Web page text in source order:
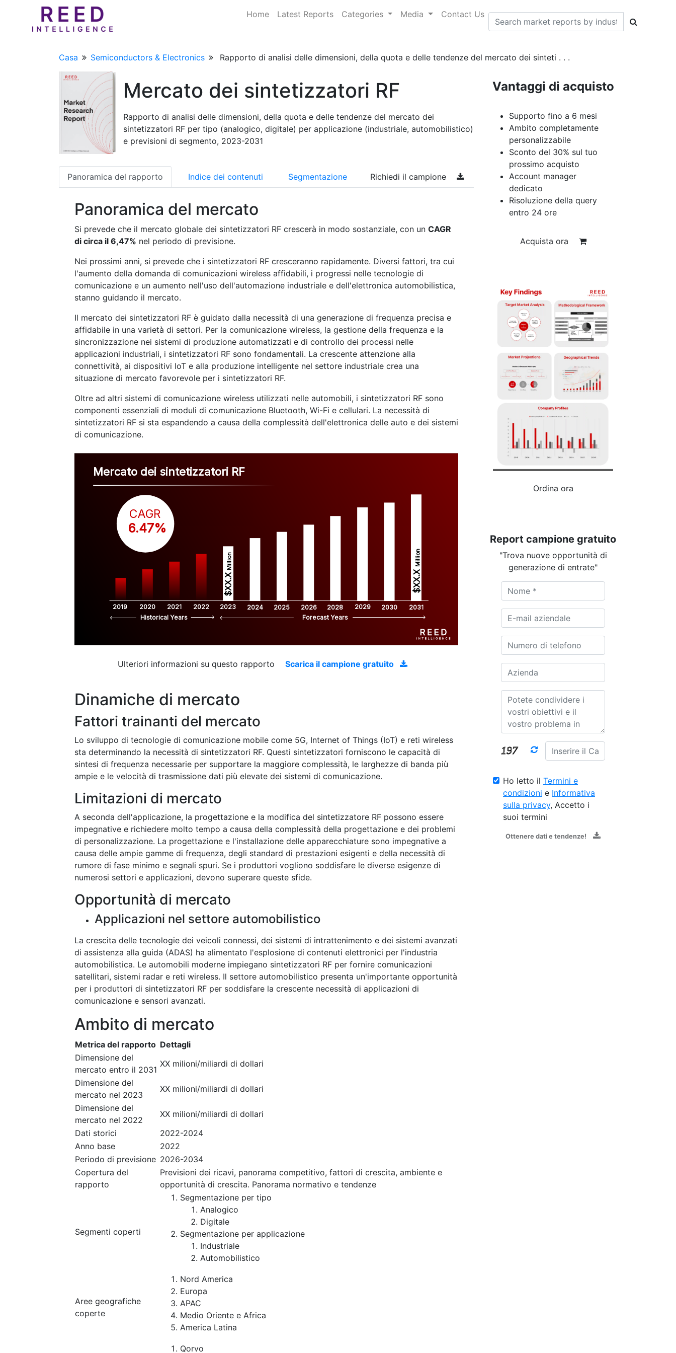
Home Latest Reports Categories Media Contact Us
Casa Semiconductors & Electronics Rapporto di analisi delle dimensioni, della quota e delle tendenze del mercato dei sinteti . . .
Mercato dei sintetizzatori RF
Rapporto di analisi delle dimensioni, della quota e delle tendenze del mercato dei
sintetizzatori RF per tipo (analogico, digitale) per applicazione (industriale, automobilistico)
e previsioni di segmento, 2023-2031
Panoramica del rapporto Indice dei contenuti Segmentazione Richiedi il campione
Panoramica del mercato
Si prevede che il mercato globale dei sintetizzatori RF crescerà in modo sostanziale, con un CAGR
di circa il 6,47% nel periodo di previsione.
Nei prossimi anni, si prevede che i sintetizzatori RF cresceranno rapidamente. Diversi fattori, tra cui
l'aumento della domanda di comunicazioni wireless affidabili, i progressi nelle tecnologie di
comunicazione e un aumento nell'uso dell'automazione industriale e dell'elettronica automobilistica,
stanno guidando il mercato.
Il mercato dei sintetizzatori RF è guidato dalla necessità di una generazione di frequenza precisa e
affidabile in una varietà di settori. Per la comunicazione wireless, la gestione della frequenza e la
sincronizzazione nei sistemi di produzione automatizzati e di controllo dei processi nelle
applicazioni industriali, i sintetizzatori RF sono fondamentali. La crescente attenzione alla
connettività, ai dispositivi IoT e alla produzione intelligente nel settore industriale crea una
situazione di mercato favorevole per i sintetizzatori RF.
Oltre ad altri sistemi di comunicazione wireless utilizzati nelle automobili, i sintetizzatori RF sono
componenti essenziali di moduli di comunicazione Bluetooth, Wi-Fi e cellulari. La necessità di
sintetizzatori RF si sta espandendo a causa della complessità dell'elettronica delle auto e dei sistemi
di comunicazione.
Mercato dei sintetizzatori RF
2019 2020 2021 2022 2023 2024 2025 2026 2028 2029 2030 2031
$XX.X
Million
$XX.X
Million
CAGR
6.47%
Historical Years Forecast Years
Ulteriori informazioni su questo rapporto Scarica il campione gratuito
Dinamiche di mercato
Fattori trainanti del mercato
Lo sviluppo di tecnologie di comunicazione mobile come 5G, Internet of Things (IoT) e reti wireless
sta determinando la necessità di sintetizzatori RF. Questi sintetizzatori forniscono le capacità di
sintesi di frequenza necessarie per supportare la maggiore complessità, le larghezze di banda più
ampie e le velocità di trasmissione dati più elevate dei sistemi di comunicazione.
Limitazioni di mercato
A seconda dell'applicazione, la progettazione e la modifica del sintetizzatore RF possono essere
impegnative e richiedere molto tempo a causa della complessità della progettazione e dei problemi
di personalizzazione. La progettazione e l'installazione delle apparecchiature sono impegnative a
causa delle ampie gamme di frequenza, degli standard di prestazioni esigenti e della necessità di
rumore di fase minimo e segnali spuri. Se i produttori vogliono soddisfare le diverse esigenze di
numerosi settori e applicazioni, devono superare queste sfide.
Opportunità di mercato
Applicazioni nel settore automobilistico
La crescita delle tecnologie dei veicoli connessi, dei sistemi di intrattenimento e dei sistemi avanzati
di assistenza alla guida (ADAS) ha alimentato l'esplosione di contenuti elettronici per l'industria
automobilistica. Le automobili moderne impiegano sintetizzatori RF per fornire comunicazioni
satellitari, sistemi radar e reti wireless. Il settore automobilistico presenta un'importante opportunità
per i produttori di sintetizzatori RF per soddisfare la crescente necessità di applicazioni di
comunicazione e sensori avanzati.
Ambito di mercato
Metrica del rapporto Dettagli
Dimensione del
mercato entro il 2031
XX milioni/miliardi di dollari
Dimensione del
mercato nel 2023
XX milioni/miliardi di dollari
Dimensione del
mercato nel 2022
XX milioni/miliardi di dollari
Dati storici
2022-2024
Anno base
2022
Periodo di previsione 2026-2034
Copertura del
rapporto
Previsioni dei ricavi, panorama competitivo, fattori di crescita, ambiente e
opportunità di crescita. Panorama normativo e tendenze
Segmenti coperti
Segmentazione per tipo
Analogico
Digitale
Segmentazione per applicazione
Industriale
Automobilistico
Aree geografiche
coperte
Nord America
Europa
APAC
Medio Oriente e Africa
America Latina
Qorvo
Vantaggi di acquisto
Supporto fino a 6 mesi
Ambito completamente
personalizzabile
Sconto del 30% sul tuo
prossimo acquisto
Account manager
dedicato
Risoluzione della query
entro 24 ore
Acquista ora
Ordina ora
Report campione gratuito
"Trova nuove opportunità di
generazione di entrate"
Ho letto il Termini e
condizioni e Informativa
sulla privacy, Accetto i
suoi termini
Ottenere dati e tendenze!